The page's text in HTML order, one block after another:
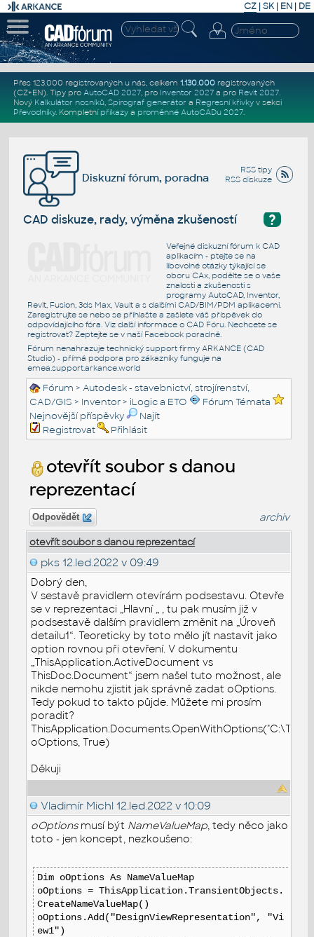
CZ | SK| EN | DE
Přes 123.000 registrovaných u nás, celkem 1.130.000registrovaných
(CZ+EN). Tipy pro AutoCAD 2027, pro Inventor 2027a pro Revit 2027.
Nový Kalkulátor nosníků, Spirograf generátor a Regresní křivkyv sekci
Převodníky. Kompletní příkazya proměnné AutoCADu 2027.
RSS tipy
RSS diskuze
Diskuzní fórum, poradna
?
CAD diskuze, rady, výměna zkušeností
Veřejné diskuzní fórum k CAD
aplikacím - ptejte se na
libovolné otázky týkající se
oboru CAx, podělte se o vaše
znalosti a zkušenosti s
programy AutoCAD, Inventor,
Revit, Fusion, 3ds Max, Vault a s dalšími CAD/BIM/PDM aplikacemi.
Zaregistrujte se nebo se přihlašte a zašlete váš příspěvek do
odpovídajícího fóra. Viz další informace o CAD Fóru. Nechcete se
registrovat? Zeptejte se v naší Facebook poradně.
Fórum nenahrazuje technický support firmy ARKANCE (CAD
Studio) - přímá podpora pro zákazníky funguje na
emea.support.arkance.world
Fórum >Autodesk - stavebnictví, strojírenství,
CAD/GIS > Inventor > iLogic a ETO
Fórum Témata
Nejnovější příspěvky
Najít
Registrovat
Přihlásit
otevřít soubor s danou
reprezentací
Odpovědět archiv
otevřít soubor s danou reprezentací
pks 12.led.2022 v 09:49
Dobrý den,
V sestavě pravidlem otevírám podsestavu. Otevře
se v reprezentaci „Hlavní „ , tu pak musím již v
podsestavě dalším pravidlem změnit na „Úroveň
detailu1“. Teoreticky by toto mělo jít nastavit jako
option rovnou při otevření. V dokumentu
„ThisApplication.ActiveDocument vs
ThisDoc.Document“ jsem našel tuto možnost, ale
nikde nemohu zjistit jak správně zadat oOptions.
Tedy pokud to takto půjde. Můžete mi prosím
poradit?
oOptions, True)
Děkuji
Vladimír Michl 12.led.2022 v 10:09
oOptions musí být NameValueMap, tedy něco jako
toto - jen koncept, nezkoušeno:
Dim oOptions As NameValueMap
oOptions = ThisApplication.TransientObjects.
CreateNameValueMap()
oOptions.Add("DesignViewRepresentation", "Vi
ew1")